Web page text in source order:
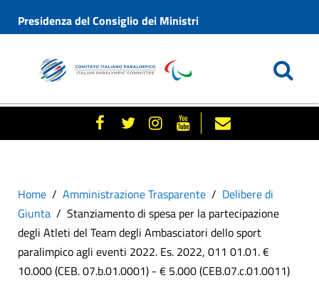
Presidenza del Consiglio dei Ministri
Home Amministrazione Trasparente
Delibere di
Giunta
Stanziamento di spesa per la partecipazione
degli Atleti del Team degli Ambasciatori dello sport
paralimpico agli eventi 2022. Es. 2022, 011 01.01. €
10.000 (CEB. 07.b.01.0001) - € 5.000 (CEB.07.c.01.0011)